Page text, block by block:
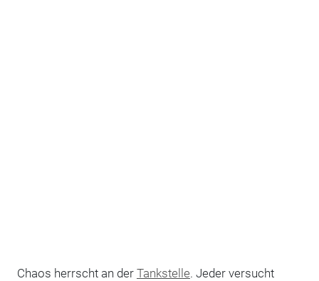
Chaos herrscht an der Tankstelle. Jeder versucht